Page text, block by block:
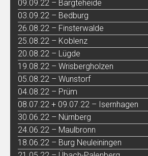
09.09.22 – Bargteheide
03.09.22 – Bedburg
26.08.22 – Finsterwalde
25.08.22 – Koblenz
20.08.22 – Lügde
19.08.22 – Wrisbergholzen
05.08.22 – Wunstorf
04.08.22 – Prüm
08.07.22 + 09.07.22 – Isernhagen
30.06.22 – Nürnberg
24.06.22 – Maulbronn
18.06.22 – Burg Neuleiningen